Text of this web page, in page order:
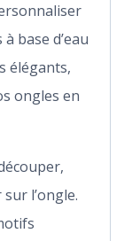
base d’eau
élégants,
ongles en
l’ongle.